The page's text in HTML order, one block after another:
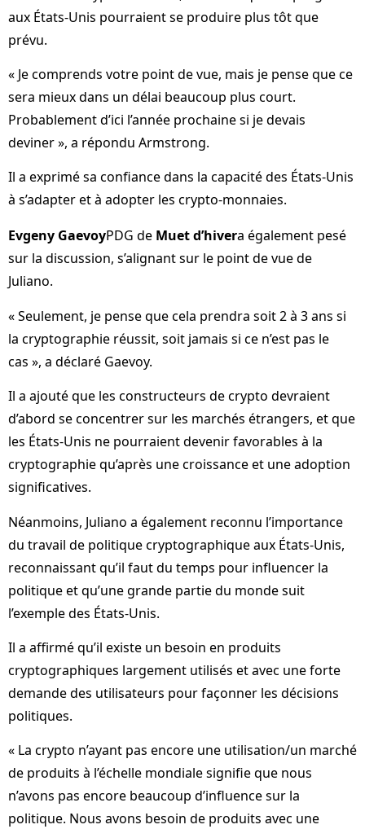
aux États-Unis pourraient se produire plus tôt que
prévu.
« Je comprends votre point de vue, mais je pense que ce
sera mieux dans un délai beaucoup plus court.
Probablement d’ici l’année prochaine si je devais
deviner », a répondu Armstrong.
Il a exprimé sa confiance dans la capacité des États-Unis
à s’adapter et à adopter les crypto-monnaies.
Evgeny GaevoyPDG de Muet d’hivera également pesé
sur la discussion, s’alignant sur le point de vue de
Juliano.
« Seulement, je pense que cela prendra soit 2 à 3 ans si
la cryptographie réussit, soit jamais si ce n’est pas le
cas », a déclaré Gaevoy.
Il a ajouté que les constructeurs de crypto devraient
d’abord se concentrer sur les marchés étrangers, et que
les États-Unis ne pourraient devenir favorables à la
cryptographie qu’après une croissance et une adoption
significatives.
Néanmoins, Juliano a également reconnu l’importance
du travail de politique cryptographique aux États-Unis,
reconnaissant qu’il faut du temps pour influencer la
politique et qu’une grande partie du monde suit
l’exemple des États-Unis.
Il a affirmé qu’il existe un besoin en produits
cryptographiques largement utilisés et avec une forte
demande des utilisateurs pour façonner les décisions
politiques.
« La crypto n’ayant pas encore une utilisation/un marché
de produits à l’échelle mondiale signifie que nous
n’avons pas encore beaucoup d’influence sur la
politique. Nous avons besoin de produits avec une